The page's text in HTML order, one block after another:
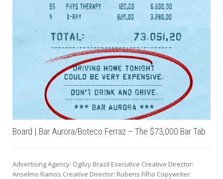
Board | Bar Aurora/Boteco Ferraz – The $73,000 Bar Tab
Advertising Agency: Ogilvy Brazil Executive Creative Director:
Anselmo Ramos Creative Director: Rubens Filho Copywriter: